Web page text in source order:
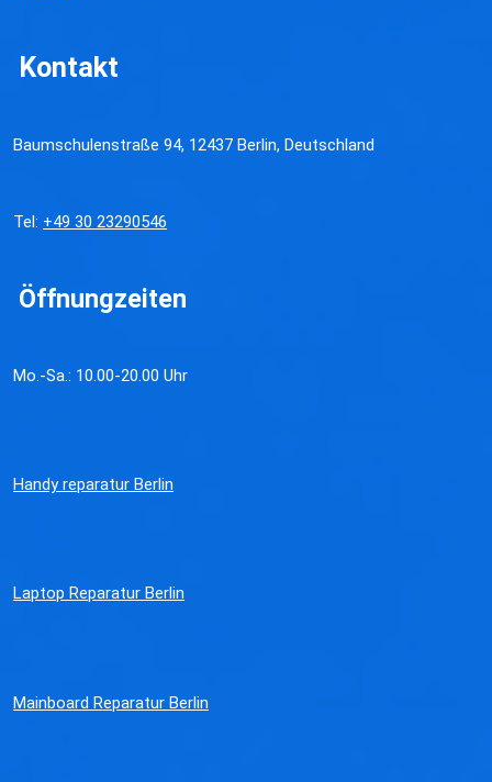
Kontakt
Baumschulenstraße 94, 12437 Berlin, Deutschland
Tel: +49 30 23290546
Öffnungzeiten
Mo.-Sa.: 10.00-20.00 Uhr
Handy reparatur Berlin
Laptop Reparatur Berlin
Mainboard Reparatur Berlin